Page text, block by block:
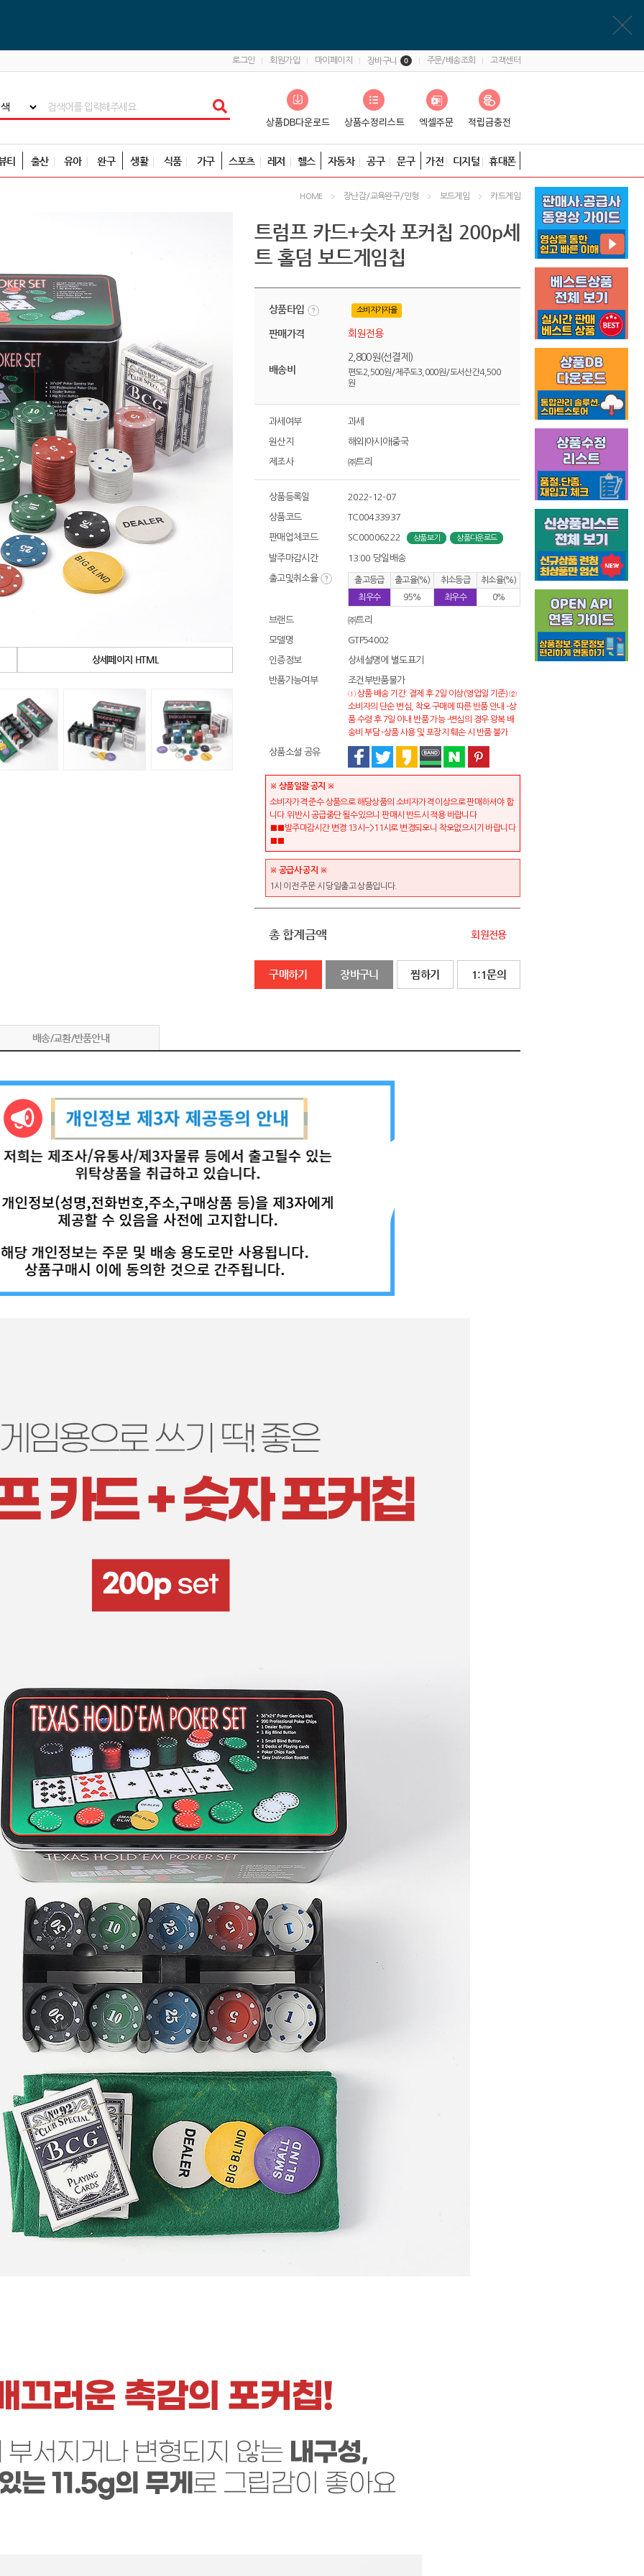
로그인 회원가입 마이페이지 장바구니 0 주문/배송조회 고객센터
티 출산 유아 완구 생활 식품 가구 스포츠 레저 헬스 자동차 공구 문구 가전 디지털 휴대폰
HOME 장난감/교육완구/인형 보드게임 카드게임
상세페이지 HTML
트럼프 카드+숫자 포커칩 200p세
트 홀덤 보드게임칩
상품타입 소비자가자율
판매가격 회원전용
배송비
2,800원(선결제)
편도2,500원/제주도3,000원/도서산간4,500
원
과세여부 과세
원산지 해외|아시아|중국
제조사 ㈜트리
상품등록일 2022-12-07
상품코드 TC00433937
판매업체코드 SC00006222 상품보기 상품다운로드
발주마감시간 13:00 당일배송
출고및취소율 출고등급 출고율(%) 취소등급
취소율(%)
최우수
95% 최우수 0%
브랜드 ㈜트리
모델명 GTF54002
인증정보 상세설명에 별도표기
반품가능여부 조건부반품불가
① 상품 배송 기간: 결제 후 2일 이상(영업일 기준) ②
소비자의 단순 변심, 착오 구매에 따른 반품 안내 -상
품 수령 후 7일 이내 반품 가능 -변심의 경우 왕복 배
송비 부담 -상품 사용 및 포장지 훼손 시 반품 불가
상품소셜 공유
※ 상품일괄 공지 ※
소비자가격 준수 상품으로 해당상품의 소비자가격 이상으로 판매하셔야 합
니다.위반시 공급중단 될수있으니 판매시 반드시 적용 바랍니다
■■발주마감시간 변경:13시-->11시로 변경되오니 착오없으시기 바랍니다
■■
※ 공급사 공지 ※
1시 이전 주문 시 당일출고 상품입니다.
총 합계금액 회원전용
구매하기 장바구니 찜하기 1:1문의
배송/교환/반품안내